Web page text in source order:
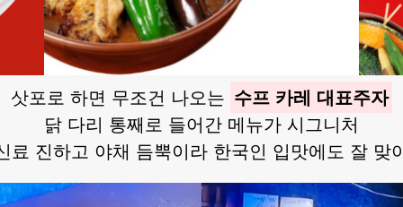
삿포로 하면 무조건 나오는 수프 카레 대표주자
닭 다리 통째로 들어간 메뉴가 시그니처
료 진하고 야채 듬뿍이라 한국인 입맛에도 잘 맞